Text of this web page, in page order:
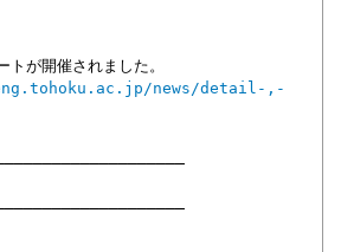
が開催されました。
news/detail-,-